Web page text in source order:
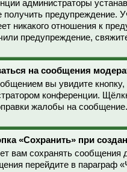
администраторы
предупреждение.
никакого отношения к
предупреждение,
на сообщения
вы увидите
конференции.
жалобы на сообщение.
«Сохранить» при
вам сохранять сообщения
перейдите в параграф